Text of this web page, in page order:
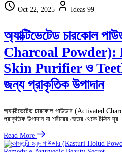
Oct 22, 2025 Ideas 99
অ্যাক্টিভেটেড চারকোল
Charcoal Powder):
Skin Purifier ও
জন্য প্রাকৃতিক উপাদান
অ্যাক্টিভেটেড চারকোল পাউডার (Activated
প্রাকৃতিক উপাদান যা শরীরের ভেতর থেকে টক্সিন
Read More